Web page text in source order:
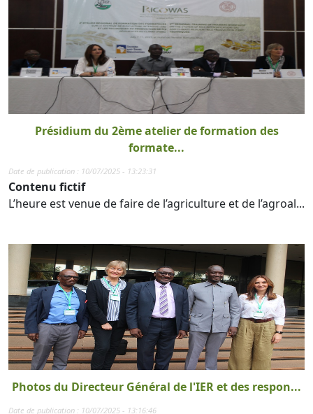
Présidium du 2ème atelier de formation des
formate...
Date de publication : 10/07/2025 - 13:23:31
Contenu fictif
L’heure est venue de faire de l’agriculture et de l’agroal...
Photos du Directeur Général de l'IER et des respon...
Date de publication : 10/07/2025 - 13:16:46